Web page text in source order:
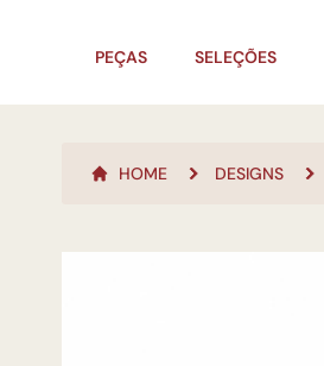
PEÇAS SELEÇÕES
HOME DESIGNS